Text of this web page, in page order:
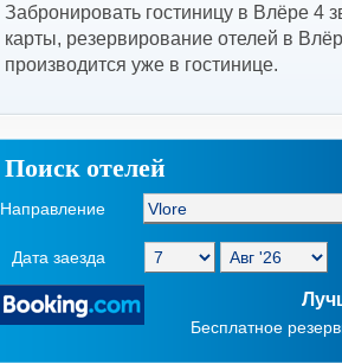
Забронировать гостиницу в Влёре 4
карты, резервирование отелей в
производится уже в гостинице.
Поиск отелей
Направление
Дата заезда
Бесплатное